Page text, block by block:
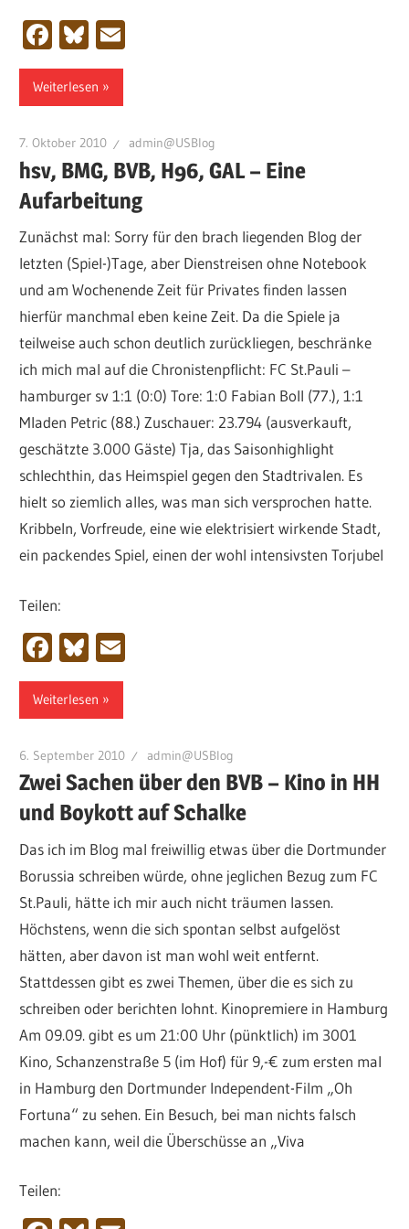
Facebook
Bluesky
Weiterlesen
7. Oktober 2010 admin@USBlog
hsv, BMG, BVB, H96, GAL – Eine
Aufarbeitung
Zunächst mal: Sorry für den brach liegenden Blog der
letzten (Spiel-)Tage, aber Dienstreisen ohne Notebook
und am Wochenende Zeit für Privates finden lassen
hierfür manchmal eben keine Zeit. Da die Spiele ja
teilweise auch schon deutlich zurückliegen, beschränke
ich mich mal auf die Chronistenpflicht: FC St.Pauli –
hamburger sv 1:1 (0:0) Tore: 1:0 Fabian Boll (77.), 1:1
Mladen Petric (88.) Zuschauer: 23.794 (ausverkauft,
geschätzte 3.000 Gäste) Tja, das Saisonhighlight
schlechthin, das Heimspiel gegen den Stadtrivalen. Es
hielt so ziemlich alles, was man sich versprochen hatte.
Kribbeln, Vorfreude, eine wie elektrisiert wirkende Stadt,
ein packendes Spiel, einen der wohl intensivsten Torjubel
Teilen:
Facebook
Bluesky
Weiterlesen
6. September 2010 admin@USBlog
Zwei Sachen über den BVB – Kino in HH
und Boykott auf Schalke
Das ich im Blog mal freiwillig etwas über die Dortmunder
Borussia schreiben würde, ohne jeglichen Bezug zum FC
St.Pauli, hätte ich mir auch nicht träumen lassen.
Höchstens, wenn die sich spontan selbst aufgelöst
hätten, aber davon ist man wohl weit entfernt.
Stattdessen gibt es zwei Themen, über die es sich zu
schreiben oder berichten lohnt. Kinopremiere in Hamburg
Am 09.09. gibt es um 21:00 Uhr (pünktlich) im 3001
Kino, Schanzenstraße 5 (im Hof) für 9,-€ zum ersten mal
in Hamburg den Dortmunder Independent-Film „Oh
Fortuna“ zu sehen. Ein Besuch, bei man nichts falsch
machen kann, weil die Überschüsse an „Viva
Teilen: